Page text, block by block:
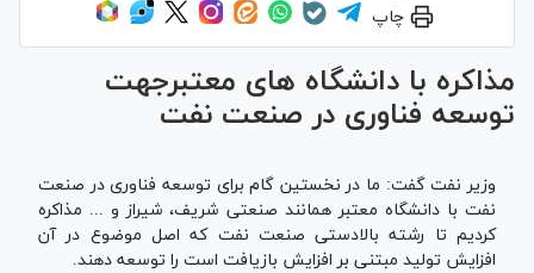
چاپ
مذاکره با دانشگاه های معتبرجهت
توسعه فناوری در صنعت نفت
وزیر نفت گفت: ما در نخستین گام برای توسعه فناوری در صنعت
نفت با دانشگاه معتبر همانند صنعتی شریف، شیراز و ... مذاکره
کردیم تا رشته بالادستی صنعت نفت که اصل موضوع در آن
افزایش تولید مبتنی بر افزایش بازیافت است را توسعه دهند.